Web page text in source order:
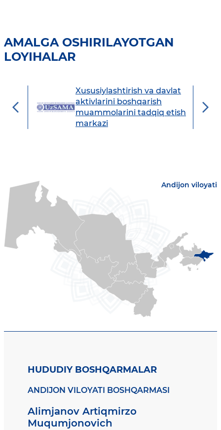
AMALGA OSHIRILAYOTGAN
LOYIHALAR
Xususiylashtirish va davlat
aktivlarini boshqarish
muammolarini tadqiq etish
markazi
Andijon viloyati
HUDUDIY BOSHQARMALAR
ANDIJON VILOYATI BOSHQARMASI
Alimjanov Artiqmirzo
Muqumjonovich